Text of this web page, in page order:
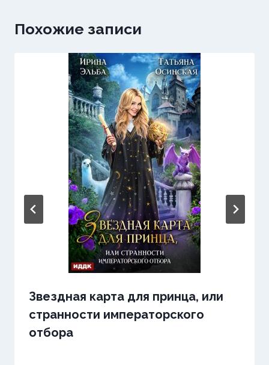
Похожие записи
Звездная карта для принца, или
странности императорского
отбора